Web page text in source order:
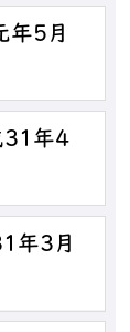
年5月
31年4
年3月